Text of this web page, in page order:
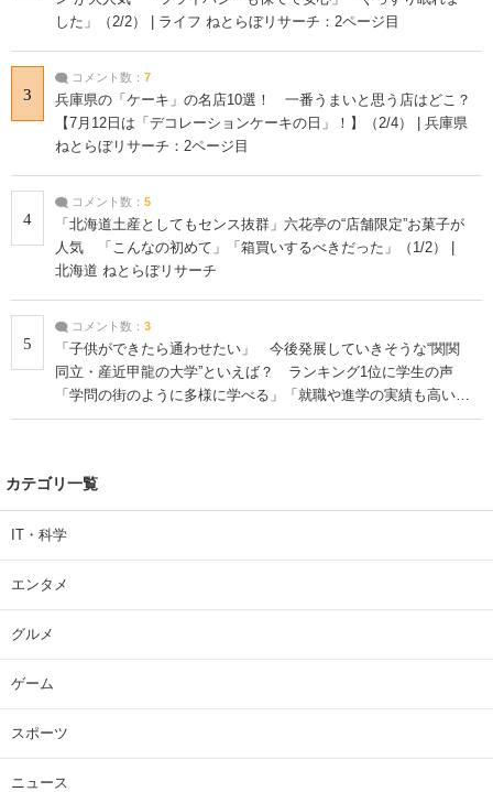
した」（2/2） | ライフ ねとらぼリサーチ：2ページ目
3
コメント数： 7
兵庫県の「ケーキ」の名店10選！ 一番うまいと思う店はどこ？
【7月12日は「デコレーションケーキの日」！】（2/4） | 兵庫県
ねとらぼリサーチ：2ページ目
4
コメント数： 5
「北海道土産としてもセンス抜群」六花亭の“店舗限定”お菓子が
人気 「こんなの初めて」「箱買いするべきだった」（1/2） |
北海道 ねとらぼリサーチ
5
コメント数： 3
「子供ができたら通わせたい」 今後発展していきそうな“関関
同立・産近甲龍の大学”といえば？ ランキング1位に学生の声
「学問の街のように多様に学べる」「就職や進学の実績も高い」
| 大学 ねとらぼリサーチ
カテゴリ一覧
IT・科学
エンタメ
グルメ
ゲーム
スポーツ
ニュース